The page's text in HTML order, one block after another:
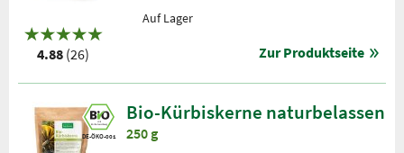
4.88 (26)
Auf Lager
Zur Produktseite
DE-ÖKO-001
Bio-Kürbiskerne naturbelassen
250 g